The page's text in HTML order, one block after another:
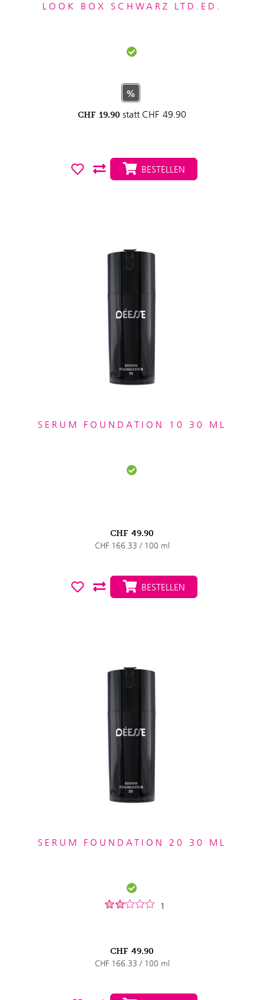
LOOK BOX SCHWARZ LTD.ED.
%
CHF 19.90 statt CHF 49.90
BESTELLEN
SERUM FOUNDATION 10 30 ML
CHF 49.90
CHF 166.33 / 100 ml
BESTELLEN
SERUM FOUNDATION 20 30 ML
1
CHF 49.90
CHF 166.33 / 100 ml